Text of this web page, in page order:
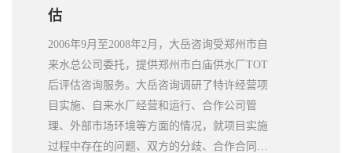
估
2006年9月至2008年2月，大岳咨询受郑州市自
来水总公司委托，提供郑州市白庙供水厂TOT
后评估咨询服务。大岳咨询调研了特许经营项
目实施、自来水厂经营和运行、合作公司管
理、外部市场环境等方面的情况，就项目实施
过程中存在的问题、双方的分歧、合作合同中